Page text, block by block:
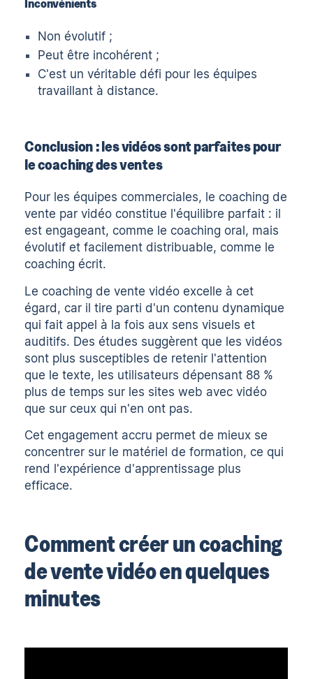
Non évolutif ;
Peut être incohérent ;
C'est un véritable défi pour les équipes
travaillant à distance.
Conclusion : les vidéos sont parfaites pour
le coaching des ventes
Pour les équipes commerciales, le coaching de
vente par vidéo constitue l'équilibre parfait : il
est engageant, comme le coaching oral, mais
évolutif et facilement distribuable, comme le
coaching écrit.
Le coaching de vente vidéo excelle à cet
égard, car il tire parti d'un contenu dynamique
qui fait appel à la fois aux sens visuels et
auditifs. Des études suggèrent que les vidéos
sont plus susceptibles de retenir l'attention
que le texte, les utilisateurs dépensant 88 %
plus de temps sur les sites web avec vidéo
que sur ceux qui n'en ont pas.
Cet engagement accru permet de mieux se
concentrer sur le matériel de formation, ce qui
rend l'expérience d'apprentissage plus
efficace.
Comment créer un coaching
de vente vidéo en quelques
minutes